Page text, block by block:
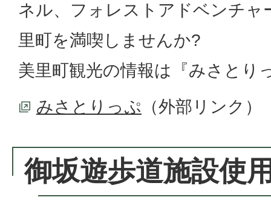
ネル、フォレストアドベンチャ
里町を満喫しませんか?
美里町観光の情報は『みさとり
みさとりっぷ （外部リンク）
御坂遊歩道施設使